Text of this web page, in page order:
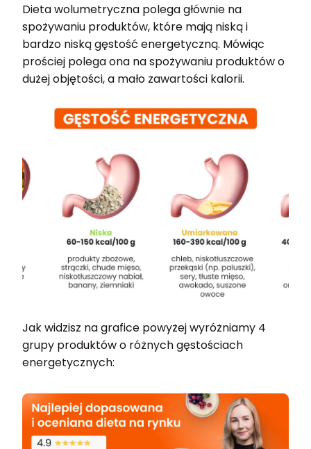
Dieta wolumetryczna polega głównie na
spożywaniu produktów, które mają niską i
bardzo niską gęstość energetyczną. Mówiąc
prościej polega ona na spożywaniu produktów o
dużej objętości, a mało zawartości kalorii.
Jak widzisz na grafice powyżej wyróżniamy 4
grupy produktów o różnych gęstościach
energetycznych: